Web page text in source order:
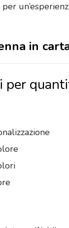
in
per